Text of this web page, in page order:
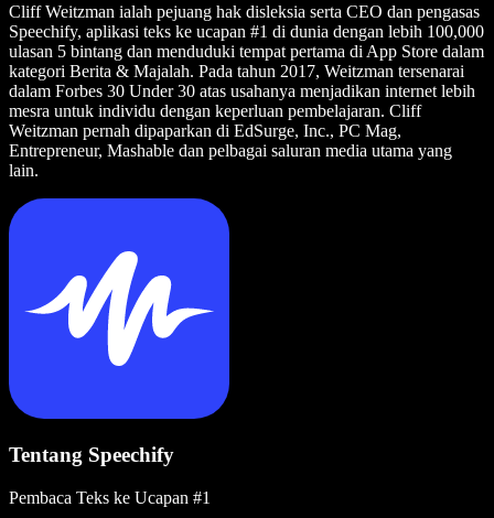
Cliff Weitzman ialah pejuang hak disleksia serta CEO dan pengasas
Speechify, aplikasi teks ke ucapan #1 di dunia dengan lebih 100,000
ulasan 5 bintang dan menduduki tempat pertama di App Store dalam
kategori Berita & Majalah. Pada tahun 2017, Weitzman tersenarai
dalam Forbes 30 Under 30 atas usahanya menjadikan internet lebih
mesra untuk individu dengan keperluan pembelajaran. Cliff
Weitzman pernah dipaparkan di EdSurge, Inc., PC Mag,
Entrepreneur, Mashable dan pelbagai saluran media utama yang
lain.
Tentang Speechify
Pembaca Teks ke Ucapan #1